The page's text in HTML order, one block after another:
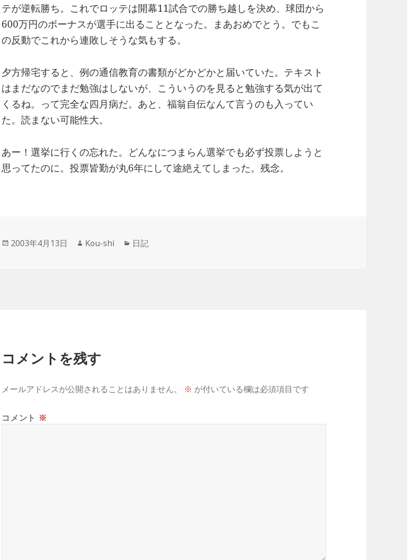
テが逆転勝ち。これでロッテは開幕11試合での勝ち越しを決め、球団から
600万円のボーナスが選手に出ることとなった。まあおめでとう。でもこ
の反動でこれから連敗しそうな気もする。
夕方帰宅すると、例の通信教育の書類がどかどかと届いていた。テキスト
はまだなのでまだ勉強はしないが、こういうのを見ると勉強する気が出て
くるね。って完全な四月病だ。あと、福翁自伝なんて言うのも入ってい
た。読まない可能性大。
あー！選挙に行くの忘れた。どんなにつまらん選挙でも必ず投票しようと
思ってたのに。投票皆勤が丸6年にして途絶えてしまった。残念。
投
2003年4月13日
作
Kou-shi
カ
日記
コメントを残す
メールアドレスが公開されることはありません。 ※ が付いている欄は必須項目です
コメント ※